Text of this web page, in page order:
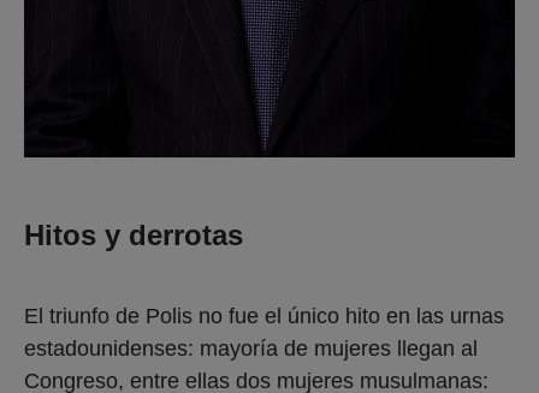
Hitos y derrotas
El triunfo de Polis no fue el único hito en las urnas
estadounidenses: mayoría de mujeres llegan al
Congreso, entre ellas dos mujeres musulmanas: